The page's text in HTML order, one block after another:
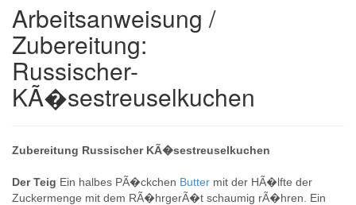
Arbeitsanweisung /
Zubereitung:
Russischer-
KÃ�sestreuselkuchen
Zubereitung Russischer KÃ�sestreuselkuchen
Der Teig Ein halbes PÃ�ckchen Butter mit der HÃ�lfte der
Zuckermenge mit dem RÃ�hrgerÃ�t schaumig rÃ�hren. Ein